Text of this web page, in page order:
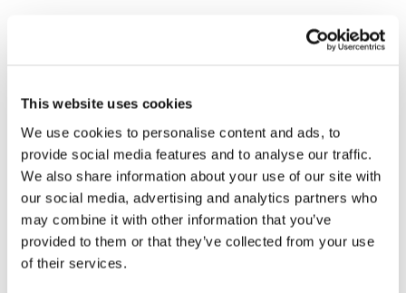
This website uses cookies
We use cookies to personalise content and ads, to
provide social media features and to analyse our traffic.
We also share information about your use of our site with
our social media, advertising and analytics partners who
may combine it with other information that you’ve
provided to them or that they’ve collected from your use
of their services.